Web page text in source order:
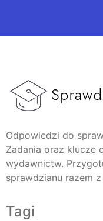
Odpowiedzi do
Zadania oraz klucze
wydawnictw.
sprawdzianu razem z
Tagi